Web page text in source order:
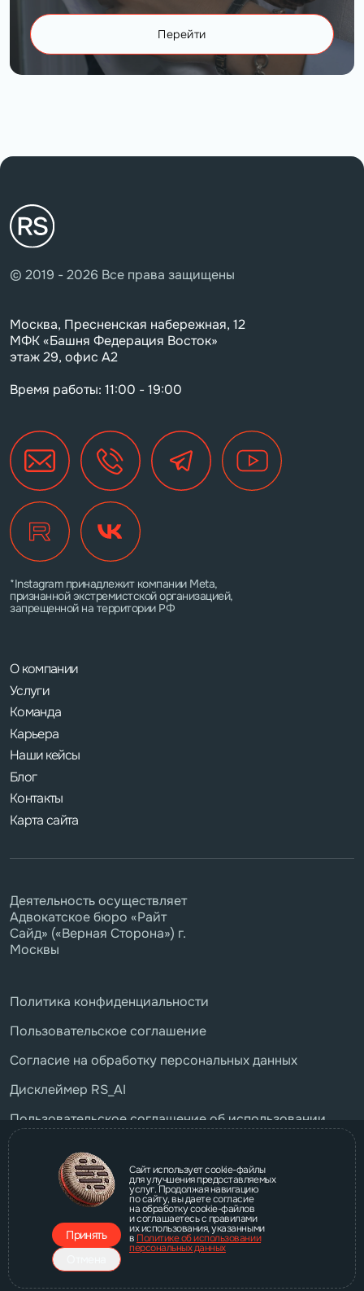
Сайт использует cookie-файлы
для улучшения предоставляемых
услуг. Продолжая навигацию
по сайту, вы даете согласие
на обработку cookie-файлов
и соглашаетесь с правилами
их использования, указанными
в Политике об использовании
персональных данных
Принять
Перейти
© 2019 - 2026 Все права защищены
Москва, Пресненская набережная, 12
МФК «Башня Федерация Восток»
этаж 29, офис А2
Время работы: 11:00 - 19:00
О компании
Услуги
Команда
Карьера
Наши кейсы
Блог
Контакты
Карта сайта
*Instagram принадлежит компании Meta,
признанной экстремистской организацией,
запрещенной на территории РФ
Деятельность осуществляет
Адвокатское бюро «Райт
Сайд» («Верная Сторона») г.
Москвы
Политика конфиденциальности
Пользовательское соглашение
Согласие на обработку персональных данных
Дисклеймер RS_AI
Пользовательское соглашение об использовании
бота RS_AI
Свидетельство о гос. регистрации
Устав бюро Райт Сайд
Наши реквизиты
Дизайн и разработка —